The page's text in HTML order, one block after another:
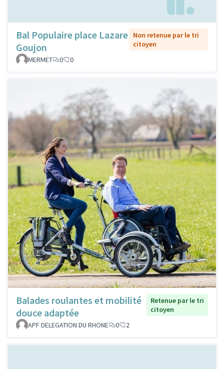
Bal Populaire place Lazare
Goujon
Non retenue par le tri
citoyen
MERMET
0 0
Balades roulantes et mobilité
douce adaptée
Retenue par le tri
citoyen
APF DELEGATION DU RHONE
0 2